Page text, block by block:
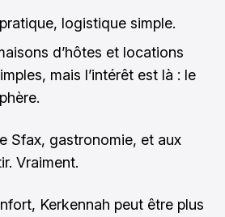
logistique simple.
d’hôtes et locations
mais l’intérêt est là : le
Sfax, gastronomie, et aux
Vraiment.
Kerkennah peut être plus